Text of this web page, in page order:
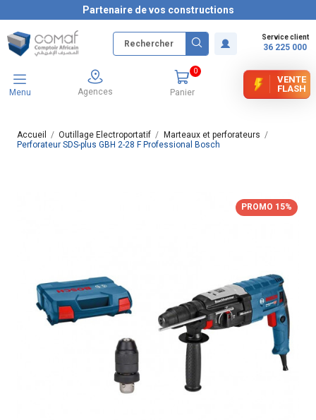
Partenaire de vos constructions
Service client
36 225 000
Menu Agences Panier
0
VENTE
FLASH
Accueil Outillage Electroportatif
Marteaux et perforateurs
Perforateur SDS-plus GBH 2-28 F Professional Bosch
PROMO 15%